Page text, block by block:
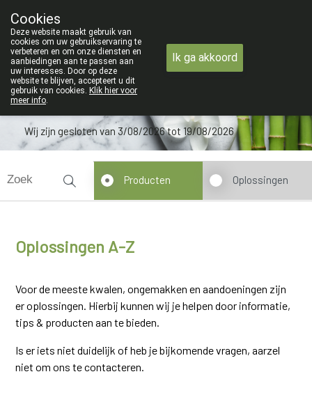
09 228 32 36
Wij zijn gesloten van 3/08/2026 tot 19/08/2026
Oplossingen A-Z
Producten Oplossingen
Voor de meeste kwalen, ongemakken en aandoeningen zijn
er oplossingen. Hierbij kunnen wij je helpen door informatie,
tips & producten aan te bieden.
Is er iets niet duidelijk of heb je bijkomende vragen, aarzel
niet om ons te contacteren.
Cookies
Deze website maakt gebruik van
cookies om uw gebruikservaring te
verbeteren en om onze diensten en
aanbiedingen aan te passen aan
uw interesses. Door op deze
website te blijven, accepteert u dit
gebruik van cookies. Klik hier voor
meer info.
Ik ga akkoord